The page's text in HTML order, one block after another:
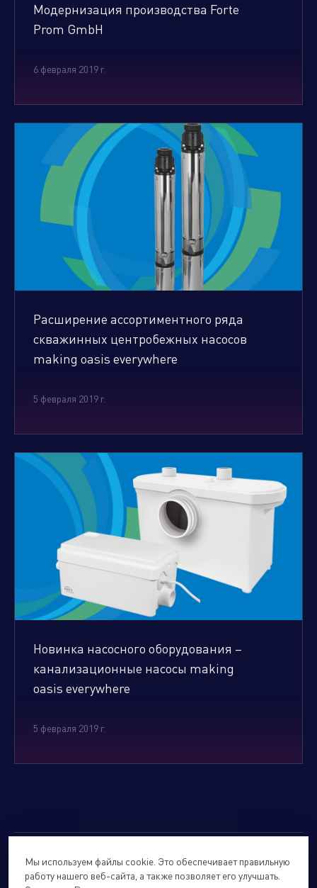
Модернизация производства Forte
Prom GmbH
6 февраля 2019 г.
Расширение ассортиментного ряда
скважинных центробежных насосов
making oasis everywhere
5 февраля 2019 г.
Новинка насосного оборудования –
канализационные насосы making
oasis everywhere
5 февраля 2019 г.
© 2026Forte Holding.Все права защищены.
Политика обработки персональных данных
Мы используем файлы cookie. Это обеспечивает правильную
работу нашего веб-сайта, а также позволяет его улучшать.